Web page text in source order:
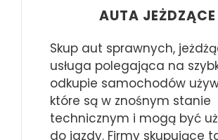
AUTA JEŻDZĄCE
Skup aut sprawnych,
usługa polegająca na
odkupie samochodów
które są w znośnym stanie
technicznym i mogą być
do jazdy. Firmy skupujące